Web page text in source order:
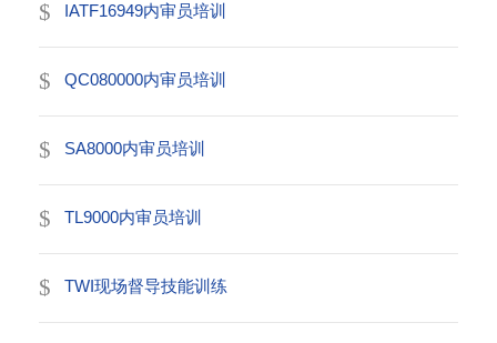
IATF16949内审员培训
QC080000内审员培训
SA8000内审员培训
TL9000内审员培训
TWI现场督导技能训练